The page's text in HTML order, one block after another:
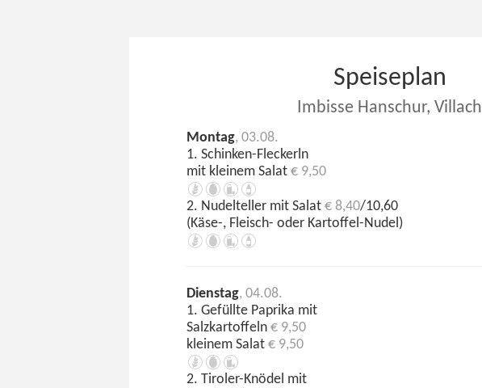
Speiseplan
Imbisse Hanschur, Villach
Montag, 03.08.
1. Schinken-Fleckerln
mit kleinem Salat € 9,50
2. Nudelteller mit Salat € 8,40/10,60
(Käse-, Fleisch- oder Kartoffel-Nudel)
Dienstag, 04.08.
1. Gefüllte Paprika mit
Salzkartoffeln € 9,50
kleinem Salat € 9,50
2. Tiroler-Knödel mit